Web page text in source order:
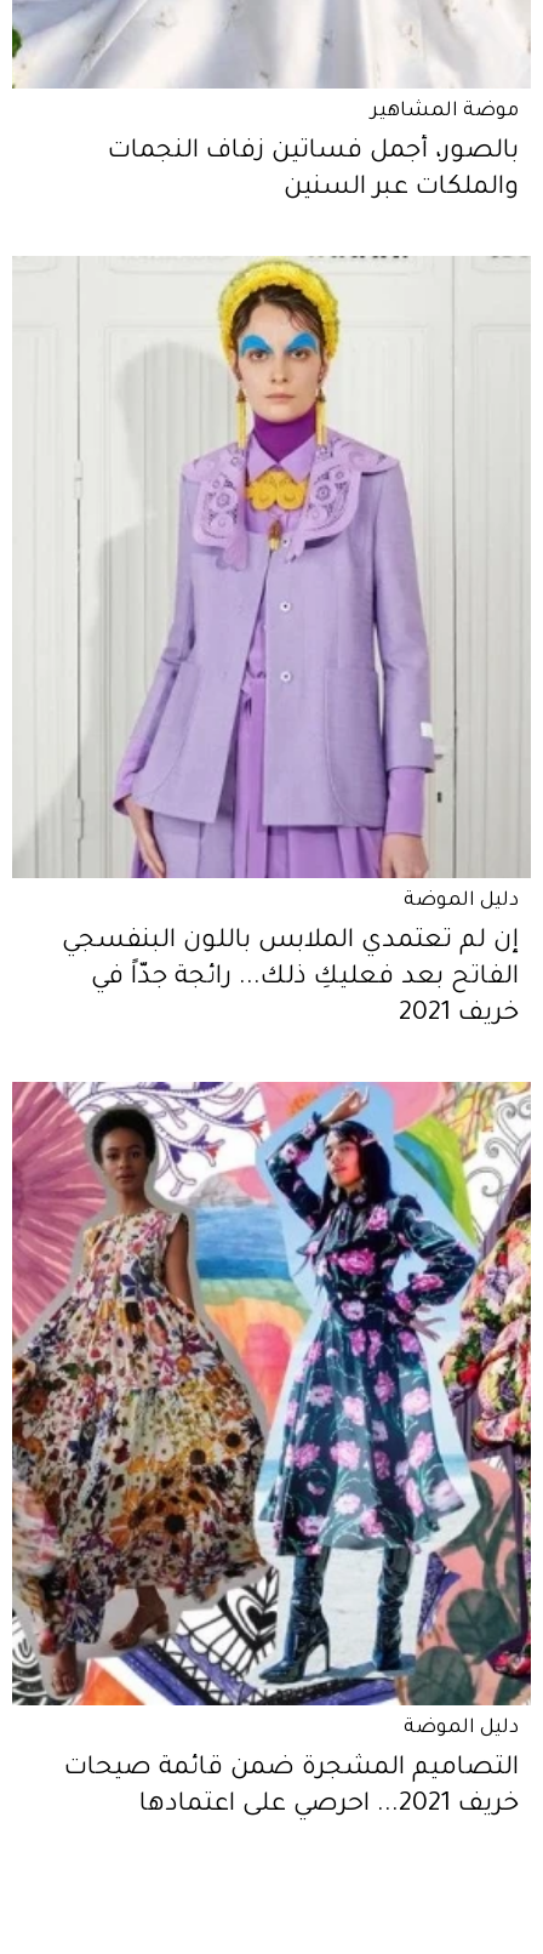
موضة المشاهير
بالصور، أجمل فساتين زفاف النجمات
والملكات عبر السنين
دليل الموضة
إن لم تعتمدي الملابس باللون البنفسجي
الفاتح بعد فعليكِ ذلك... رائجة جدّاً في
خريف 2021
دليل الموضة
التصاميم المشجرة ضمن قائمة صيحات
خريف 2021... احرصي على اعتمادها